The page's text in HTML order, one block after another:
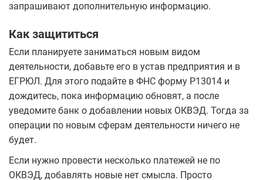
запрашивают дополнительную информацию.
Как защититься
Если планируете заниматься новым видом
деятельности, добавьте его в устав предприятия и в
ЕГРЮЛ. Для этого подайте в ФНС форму Р13014 и
дождитесь, пока информацию обновят, а после
уведомите банк о добавлении новых ОКВЭД. Тогда за
операции по новым сферам деятельности ничего не
будет.
Если нужно провести несколько платежей не по
ОКВЭД, добавлять новые нет смысла. Просто